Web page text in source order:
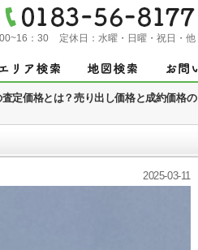
：30 定休日： 水曜・日曜・祝日・他
定価格とは？売り出し価格と成約価格の
2025-03-11